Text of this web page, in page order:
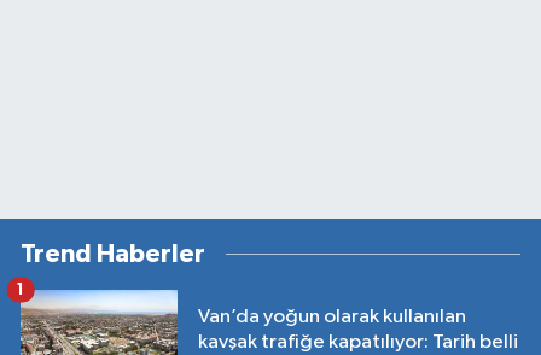
Trend Haberler
Van’da yoğun olarak kullanılan
kavşak trafiğe kapatılıyor: Tarih belli
1